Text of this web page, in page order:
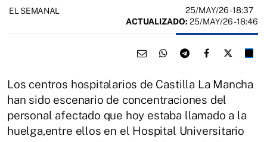
EL SEMANAL 25/MAY/26- 18:37
ACTUALIZADO: 25/MAY/26 - 18:46
Los centros hospitalarios de Castilla La Mancha
han sido escenario de concentraciones del
personal afectado que hoy estaba llamado a la
huelga,entre ellos en el Hospital Universitario